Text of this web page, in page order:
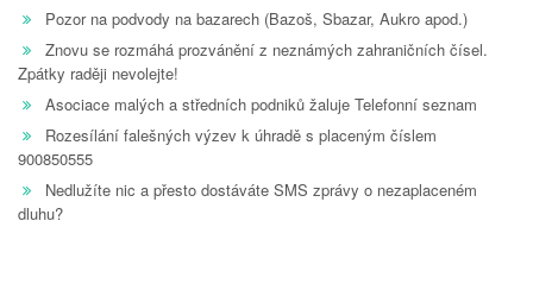
Pozor na podvody na bazarech (Bazoš, Sbazar, Aukro apod.)
Znovu se rozmáhá prozvánění z neznámých zahraničních čísel.
Zpátky raději nevolejte!
Asociace malých a středních podniků žaluje Telefonní seznam
Rozesílání falešných výzev k úhradě s placeným číslem
900850555
Nedlužíte nic a přesto dostáváte SMS zprávy o nezaplaceném
dluhu?